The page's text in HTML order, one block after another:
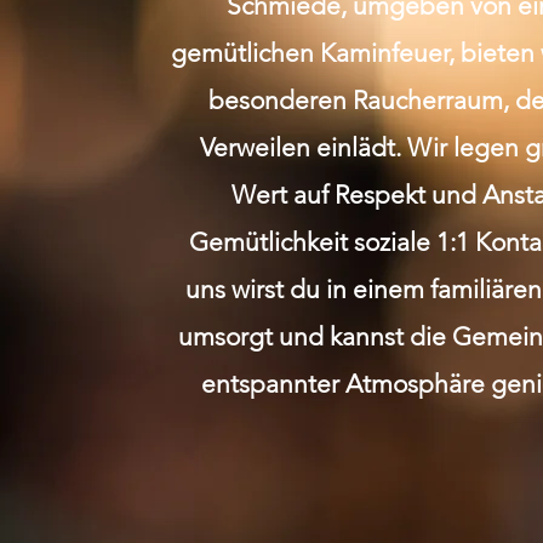
Diese
gemütlichen Kaminfeuer, bieten
besonderen Raucherraum,
Verweilen einlädt. Wir legen
Wert auf Respekt und
Gemütlichkeit soziale 1:1
uns wirst du in einem
umsorgt und kannst die
entspannter Atmosphäre